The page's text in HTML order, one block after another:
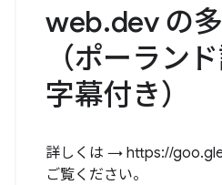
web.dev の
（ポーラン
字幕付き）
詳しくは → https://
ご覧ください。